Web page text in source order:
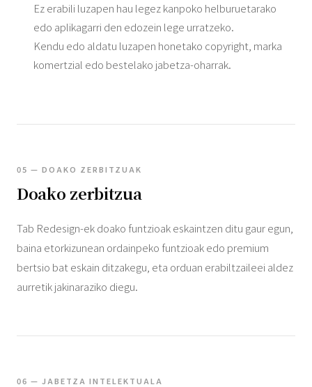
Ez erabili luzapen hau legez kanpoko helburuetarako
edo aplikagarri den edozein lege urratzeko.
Kendu edo aldatu luzapen honetako copyright, marka
komertzial edo bestelako jabetza-oharrak.
05 — DOAKO ZERBITZUAK
Doako zerbitzua
Tab Redesign-ek doako funtzioak eskaintzen ditu gaur egun,
baina etorkizunean ordainpeko funtzioak edo premium
bertsio bat eskain ditzakegu, eta orduan erabiltzaileei aldez
aurretik jakinaraziko diegu.
06 — JABETZA INTELEKTUALA